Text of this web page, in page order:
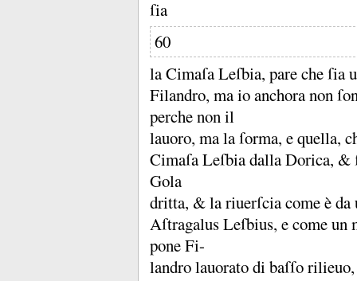
ſia
60
la Cimaſa Leſbia, pare che
Filandro, ma io anchora non
perche non il
lauoro, ma la ſorma, e quella,
Cimaſa Leſbia dalla Dorica, &
Gola
dritta, &
Aſtragalus Leſbius, e come
pone Fi-
landro lauorato di baſſo